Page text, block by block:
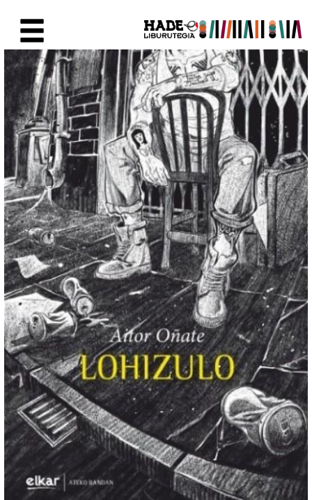
Eskuratu berriak Fitxa -